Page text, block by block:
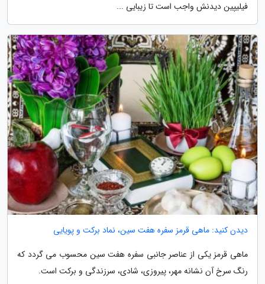
فیلیپین دیدنش واجب است تا زیبایی ...
دیدن کنید: ماهی قرمز سفره هفت سین، نماد برکت و پویایی
ماهی قرمز یکی از عناصر جانبی سفره هفت سین محسوب می گردد که
رنگ سرخ آن نشانه مهر، پیروزی، شادی، سرزندگی و برکت است.